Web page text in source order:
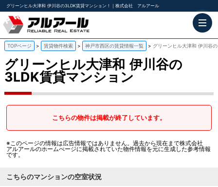
グリーンヒル大津和 伊川谷の3LDK賃貸マンション！｜株式会社 アルアール
TOPページ 賃貸物件検索 神戸市西区の賃貸情報一覧 グリーンヒル大津和 伊川谷
グリーンヒル大津和 伊川谷の
3LDK賃貸マンション
こちらの物件は掲載が終了しています。
※このページの情報は広告情報ではありません。過去から現在まで株式会社
アルアールのホームぺージに掲載されていた物件情報を元に生成した参考情報
です。
こちらのマンションの空室状況